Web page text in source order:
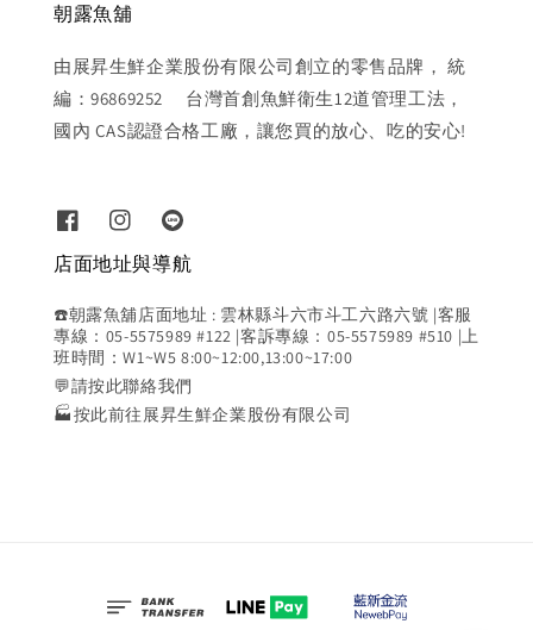
朝露魚舖
由展昇生鮮企業股份有限公司創立的零售品牌， 統
編：96869252 台灣首創魚鮮衛生12道管理工法，
國內 CAS認證合格工廠，讓您買的放心、吃的安心!
店面地址與導航
☎️朝露魚舖店面地址 : 雲林縣斗六市斗工六路六號 |客服
專線：05-5575989 #122 |客訴專線：05-5575989 #510 |上
班時間：W1~W5 8:00~12:00,13:00~17:00
💬請按此聯絡我們
🏭按此前往展昇生鮮企業股份有限公司